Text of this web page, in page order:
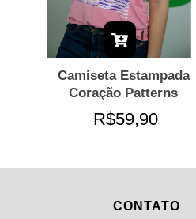
Camiseta Estampada
Coração Patterns
R$59,90
CONTATO